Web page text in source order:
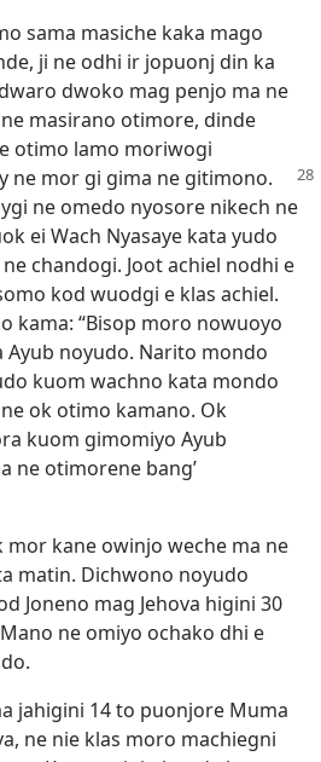
sama masiche kaka mago
ji ne odhi ir jopuonj din ka
dwoko mag penjo ma ne
ne masirano otimore, dinde
otimo lamo moriwogi
ne mor gi gima ne gitimono.
ne omedo nyosore nikech ne
ei Wach Nyasaye kata yudo
chandogi. Joot achiel nodhi e
kod wuodgi e klas achiel.
kama: “Bisop moro nowuoyo
noyudo. Narito mondo
kuom wachno kata mondo
ok otimo kamano. Ok
kuom gimomiyo Ayub
ne otimorene bang’
kane owinjo weche ma ne
matin. Dichwono noyudo
Joneno mag Jehova higini 30
ne omiyo ochako dhi e
jahigini 14 to puonjore Muma
ne nie klas moro machiegni